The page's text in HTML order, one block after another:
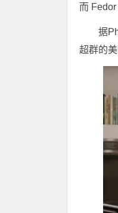
而
据
超群的